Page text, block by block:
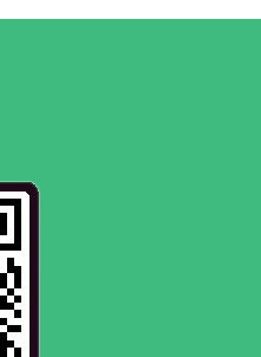
2 шт.
- 4 шт.
для коллектора - 4 шт.
- 4 шт.
G 3/4 - 2 шт.
TUBE (для эксцентрика)